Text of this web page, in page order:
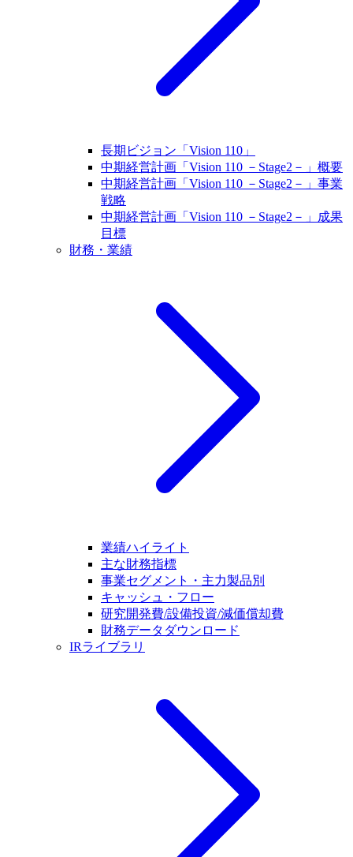
長期ビジョン「Vision 110」
中期経営計画「Vision 110 －Stage2－」概要
中期経営計画「Vision 110 －Stage2－」事業
戦略
中期経営計画「Vision 110 －Stage2－」成果
目標
財務・業績
業績ハイライト
主な財務指標
事業セグメント・主力製品別
キャッシュ・フロー
研究開発費/設備投資/減価償却費
財務データダウンロード
IRライブラリ